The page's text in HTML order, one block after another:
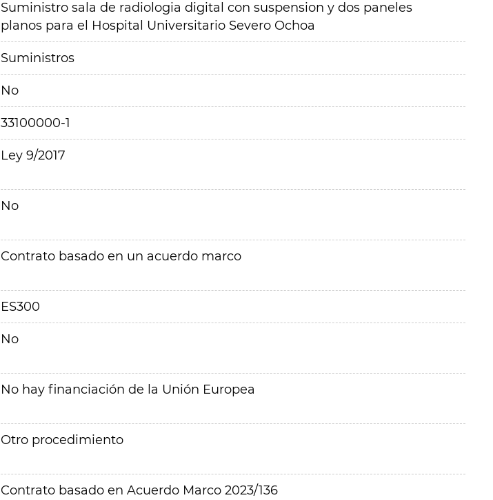
Suministro sala de radiologia digital con suspension y dos paneles
planos para el Hospital Universitario Severo Ochoa
Suministros
No
33100000-1
Ley 9/2017
No
Contrato basado en un acuerdo marco
ES300
No
No hay financiación de la Unión Europea
Otro procedimiento
Contrato basado en Acuerdo Marco 2023/136